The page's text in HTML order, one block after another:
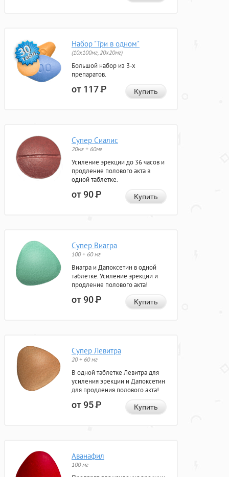
Набор "Три в одном"
(10x100мг, 20x20мг)
Большой набор из 3-х
препаратов.
от 117Р Купить
Супер Сиалис
20мг + 60мг
Усиление эрекции до 36 часов и
продление полового акта в
одной таблетке.
от 90Р Купить
Супер Виагра
100 + 60 мг
Виагра и Дапоксетин в одной
таблетке. Усиление эрекции и
продление полового акта!
от 90Р Купить
Супер Левитра
20 + 60 мг
В одной таблетке Левитра для
усиления эрекции и Дапоксетин
для продления полового акта!
от 95Р Купить
Аванафил
100 мг